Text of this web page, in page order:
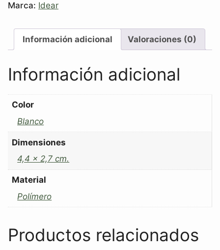
Marca: Idear
Información adicional Valoraciones (0)
Información adicional
Color
Blanco
Dimensiones
4,4 x 2,7 cm.
Material
Polímero
Productos relacionados